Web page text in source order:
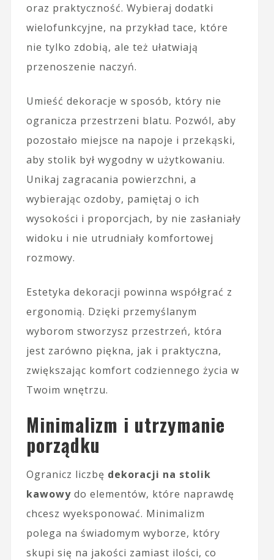
oraz praktyczność. Wybieraj dodatki
wielofunkcyjne, na przykład tace, które
nie tylko zdobią, ale też ułatwiają
przenoszenie naczyń.
Umieść dekoracje w sposób, który nie
ogranicza przestrzeni blatu. Pozwól, aby
pozostało miejsce na napoje i przekąski,
aby stolik był wygodny w użytkowaniu.
Unikaj zagracania powierzchni, a
wybierając ozdoby, pamiętaj o ich
wysokości i proporcjach, by nie zasłaniały
widoku i nie utrudniały komfortowej
rozmowy.
Estetyka dekoracji powinna współgrać z
ergonomią. Dzięki przemyślanym
wyborom stworzysz przestrzeń, która
jest zarówno piękna, jak i praktyczna,
zwiększając komfort codziennego życia w
Twoim wnętrzu.
Minimalizm i utrzymanie
porządku
Ogranicz liczbę dekoracji na stolik
kawowydo elementów, które naprawdę
chcesz wyeksponować. Minimalizm
polega na świadomym wyborze, który
skupi się na jakości zamiast ilości, co